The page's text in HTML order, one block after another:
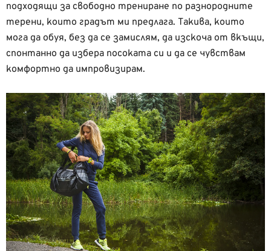
подходящи за свободно трениране по разнородните
терени, които градът ми предлага. Такива, които
мога да обуя, без да се замислям, да изскоча от вкъщи,
спонтанно да избера посоката си и да се чувствам
комфортно да импровизирам.